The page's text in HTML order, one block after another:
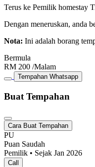
Terus ke Pemilik homestay
Dengan meneruskan, anda
Nota: Ini adalah borang
Bermula
RM 200 /Malam
Tempahan Whatsapp
Buat Tempahan
Cara Buat Tempahan
PU
Puan Saudah
Pemilik • Sejak Jan 2026
Call